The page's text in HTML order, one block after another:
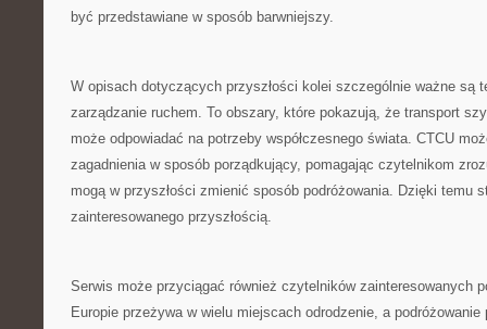
być przedstawiane w sposób barwniejszy.
W opisach dotyczących przyszłości kolei szczególnie ważne są
zarządzanie ruchem. To obszary, które pokazują, że transport
może odpowiadać na potrzeby współczesnego świata. CTCU
zagadnienia w sposób porządkujący, pomagając czytelnikom
mogą w przyszłości zmienić sposób podróżowania. Dzięki temu
zainteresowanego przyszłością.
Serwis może przyciągać również czytelników zainteresowanych
Europie przeżywa w wielu miejscach odrodzenie, a